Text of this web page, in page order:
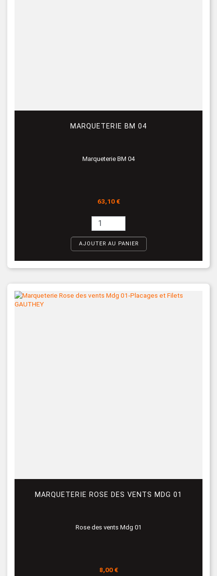
MARQUETERIE BM 04
Marqueterie BM 04
Prix
63,10 €
AJOUTER AU PANIER
MARQUETERIE ROSE DES VENTS MDG 01
Rose des vents Mdg 01
Prix
8,00 €